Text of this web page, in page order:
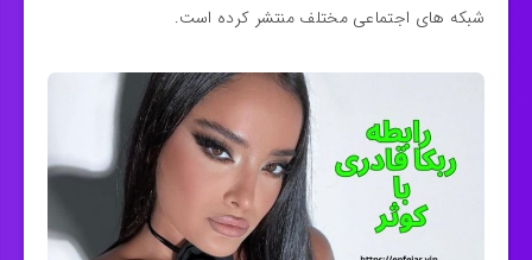
شبکه های اجتماعی مختلف منتشر کرده است.